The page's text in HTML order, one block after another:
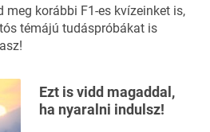
meg korábbi F1-es kvízeinket is,
témájú tudáspróbákat is
Ezt is vidd magaddal,
ha nyaralni indulsz!